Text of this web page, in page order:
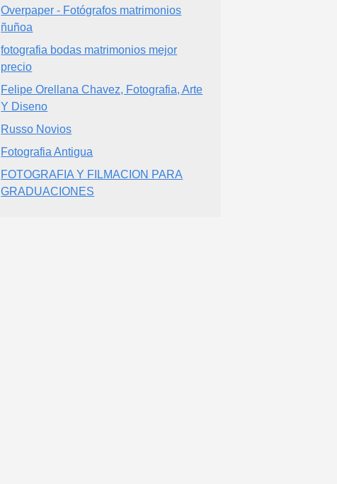
Overpaper - Fotógrafos matrimonios
ñuñoa
fotografia bodas matrimonios mejor
precio
Felipe Orellana Chavez, Fotografia, Arte
Y Diseno
Russo Novios
Fotografia Antigua
FOTOGRAFIA Y FILMACION PARA
GRADUACIONES